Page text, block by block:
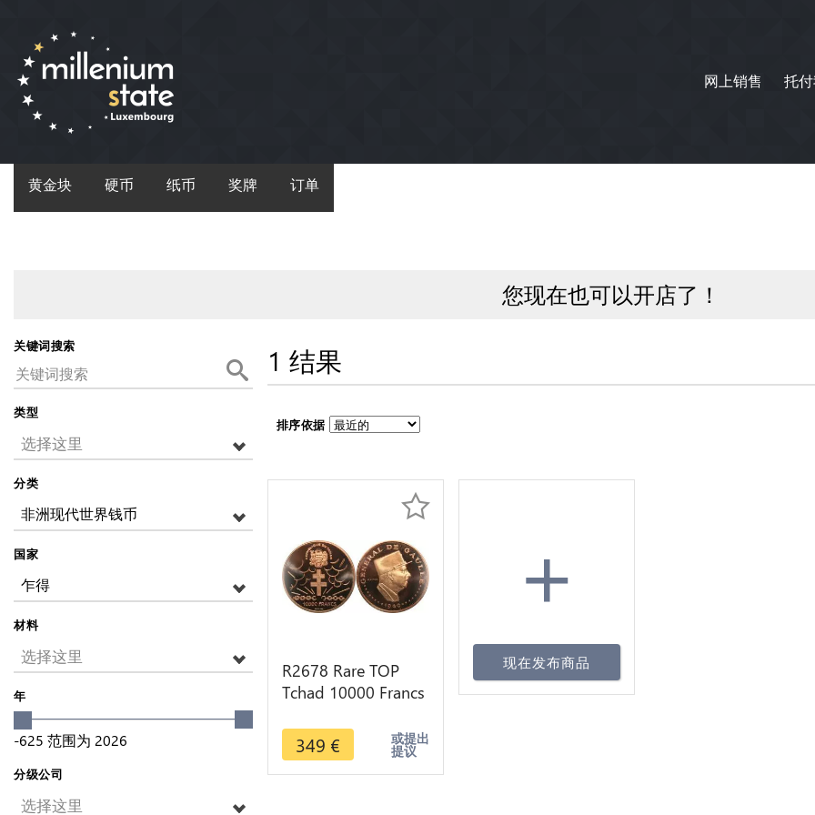
网上销售 托
黄金块 硬币 纸币 奖牌 订单
您现在也可以开店了！
关键词搜索
类型
选择这里
分类
非洲现代世界钱币
国家
乍得
材料
选择这里
年
-625 范围为 2026
分级公司
选择这里
1 结果
排序依据
R2678 Rare TOP
Tchad 10000 Francs
Gaulle Simon 1960
PCGS SP67
349 € 或提出
提议
+
现在发布商品